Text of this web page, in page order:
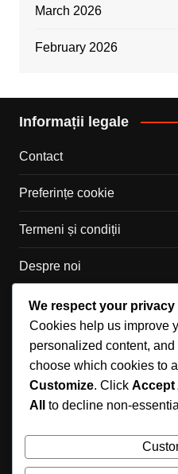
March 2026
February 2026
Informații legale
Contact
Preferințe cookie
Termeni și condiții
Despre noi
Politica de confidențialitate
Categorii
Recompensele oficiale ale
We respect your privacy
Cookies help us improve
personalized content,
choose which cookies to
Customize. Click Accept
All
to decline non-